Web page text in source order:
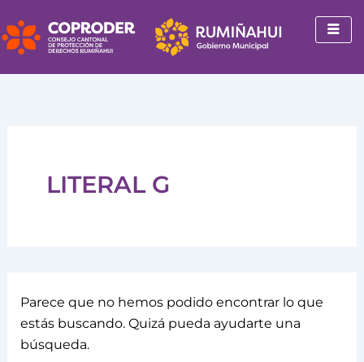
al
contenido
LITERAL G
Parece que no hemos podido encontrar lo que
estás buscando. Quizá pueda ayudarte una
búsqueda.
por: